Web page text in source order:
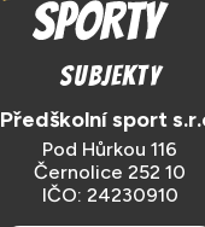
Subjekty
Předškolní sport
Pod Hůrkou 116
Černolice 252 10
IČO: 24230910